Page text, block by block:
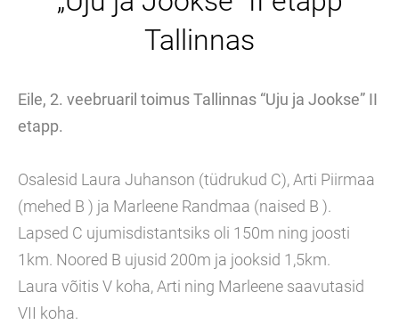
Tallinnas
Eile, 2. veebruaril toimus Tallinnas “Uju ja Jookse” II
etapp.
Osalesid Laura Juhanson (tüdrukud C), Arti Piirmaa
(mehed B ) ja Marleene Randmaa (naised B ).
Lapsed C ujumisdistantsiks oli 150m ning joosti
1km. Noored B ujusid 200m ja jooksid 1,5km.
Laura võitis V koha, Arti ning Marleene saavutasid
VII koha.